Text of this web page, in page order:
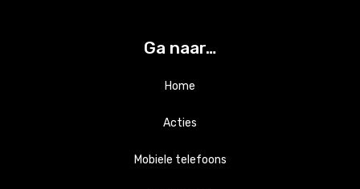
Ga naar…
Home
Acties
Mobiele telefoons